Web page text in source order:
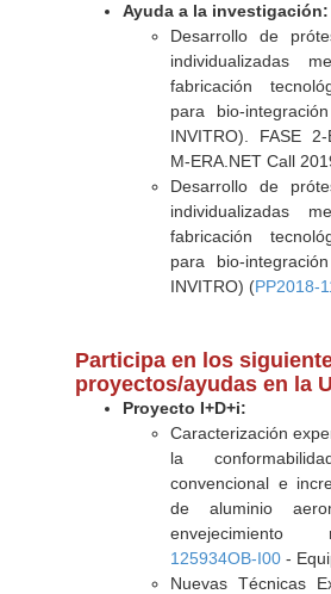
Ayuda a la investigación:
Desarrollo de
individualizadas
fabricación
para bio-
INVITRO). FASE
M-ERA.NET Call
Desarrollo de
individualizadas
fabricación
para bio-
INVITRO) (PP2018-
Participa en los
proyectos/ayudas en la
Proyecto I+D+i:
Caracterización
la
convencional e
de aluminio
125934OB-I00-
Nuevas Técnicas